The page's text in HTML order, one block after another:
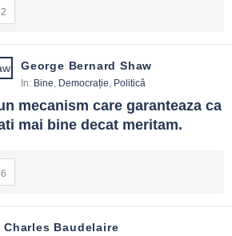
George Bernard Shaw
In: Bine, Democrație, Politică
mecanism care garanteaza ca
mai bine decat meritam.
Charles Baudelaire